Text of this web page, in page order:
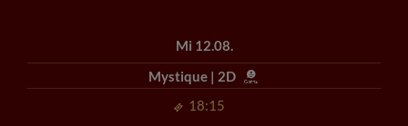
Mi 12.08.
18:15
Mystique | 2D